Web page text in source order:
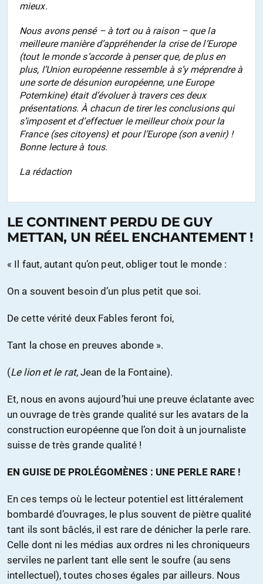
mieux.
Nous avons pensé – à tort ou à raison – que la
meilleure manière d’appréhender la crise de l’Europe
(tout le monde s’accorde à penser que, de plus en
plus, l’Union européenne ressemble à s’y méprendre à
une sorte de désunion européenne, une Europe
Potemkine) était d’évoluer à travers ces deux
présentations. À chacun de tirer les conclusions qui
s’imposent et d’effectuer le meilleur choix pour la
France (ses citoyens) et pour l’Europe (son avenir) !
Bonne lecture à tous.
La rédaction
LE CONTINENT PERDU DE GUY
METTAN, UN RÉEL ENCHANTEMENT !
« Il faut, autant qu’on peut, obliger tout le monde :
On a souvent besoin d’un plus petit que soi.
De cette vérité deux Fables feront foi,
Tant la chose en preuves abonde ».
(Le lion et le rat, Jean de la Fontaine).
Et, nous en avons aujourd’hui une preuve éclatante avec
un ouvrage de très grande qualité sur les avatars de la
construction européenne que l’on doit à un journaliste
suisse de très grande qualité !
EN GUISE DE PROLÉGOMÈNES : UNE PERLE RARE !
En ces temps où le lecteur potentiel est littéralement
bombardé d’ouvrages, le plus souvent de piètre qualité
tant ils sont bâclés, il est rare de dénicher la perle rare.
Celle dont ni les médias aux ordres ni les chroniqueurs
serviles ne parlent tant elle sent le soufre (au sens
intellectuel), toutes choses égales par ailleurs. Nous